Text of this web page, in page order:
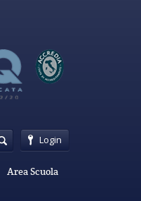
Login
Area Scuola